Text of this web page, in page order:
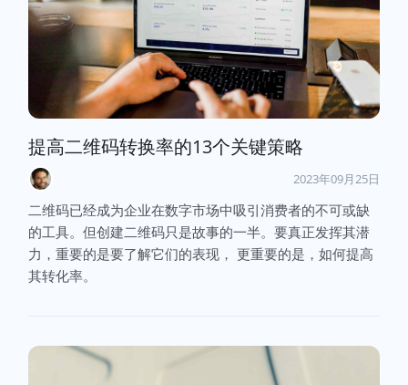
提高二维码转换率的13个关键策略
2023年09月25日
二维码已经成为企业在数字市场中吸引消费者的不可或缺
的工具。但创建二维码只是故事的一半。要真正发挥其潜
力，重要的是要了解它们的表现， 更重要的是，如何提高
其转化率。